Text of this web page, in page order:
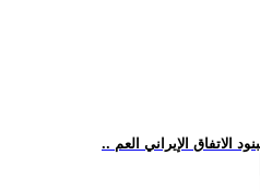
الاتفاق الإيراني العم